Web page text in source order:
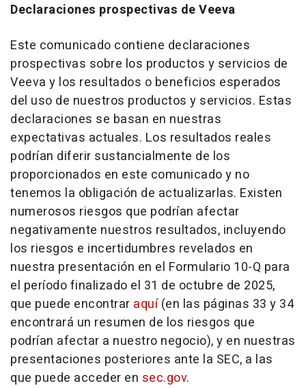
Declaraciones prospectivas de Veeva
Este comunicado contiene declaraciones
prospectivas sobre los productos y servicios de
Veeva y los resultados o beneficios esperados
del uso de nuestros productos y servicios. Estas
declaraciones se basan en nuestras
expectativas actuales. Los resultados reales
podrían diferir sustancialmente de los
proporcionados en este comunicado y no
tenemos la obligación de actualizarlas. Existen
numerosos riesgos que podrían afectar
negativamente nuestros resultados, incluyendo
los riesgos e incertidumbres revelados en
nuestra presentación en el Formulario 10-Q para
el período finalizado el 31 de octubre de 2025,
que puede encontrar aquí(en las páginas 33 y 34
encontrará un resumen de los riesgos que
podrían afectar a nuestro negocio), y en nuestras
presentaciones posteriores ante la SEC, a las
que puede acceder en sec.gov.